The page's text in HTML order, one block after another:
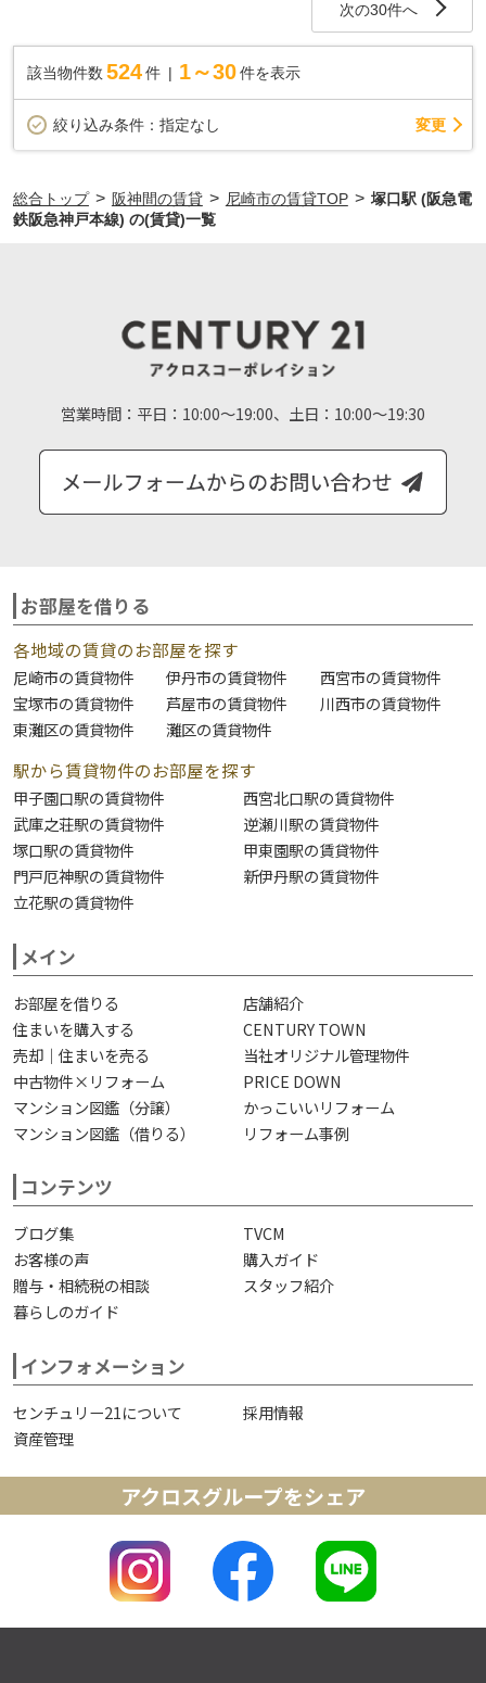
次の30件へ
該当物件数 524件 1～30 件を表示
絞り込み条件： 指定なし 変更
総合トップ > 阪神間の賃貸 > 尼崎市の賃貸TOP > 塚口駅 (阪急電
鉄阪急神戸本線) の(賃貸)一覧
営業時間： 平日：10:00～19:00、土日：10:00～19:30
お部屋を借りる
各地域の賃貸のお部屋を探す
尼崎市の賃貸物件 伊丹市の賃貸物件
西宮市の賃貸物件
宝塚市の賃貸物件
芦屋市の賃貸物件
川西市の賃貸物件
東灘区の賃貸物件
灘区の賃貸物件
駅から賃貸物件のお部屋を探す
甲子園口駅の賃貸物件
西宮北口駅の賃貸物件
武庫之荘駅の賃貸物件
逆瀬川駅の賃貸物件
塚口駅の賃貸物件
甲東園駅の賃貸物件
門戸厄神駅の賃貸物件
新伊丹駅の賃貸物件
立花駅の賃貸物件
メイン
お部屋を借りる
店舗紹介
住まいを購入する
CENTURY TOWN
売却｜住まいを売る
当社オリジナル管理物件
中古物件×リフォーム
PRICE DOWN
マンション図鑑（分譲）
かっこいいリフォーム
マンション図鑑（借りる）
リフォーム事例
コンテンツ
ブログ集
TVCM
お客様の声
購入ガイド
贈与・相続税の相談
スタッフ紹介
暮らしのガイド
インフォメーション
センチュリー21について
採用情報
資産管理
アクロスグループをシェア